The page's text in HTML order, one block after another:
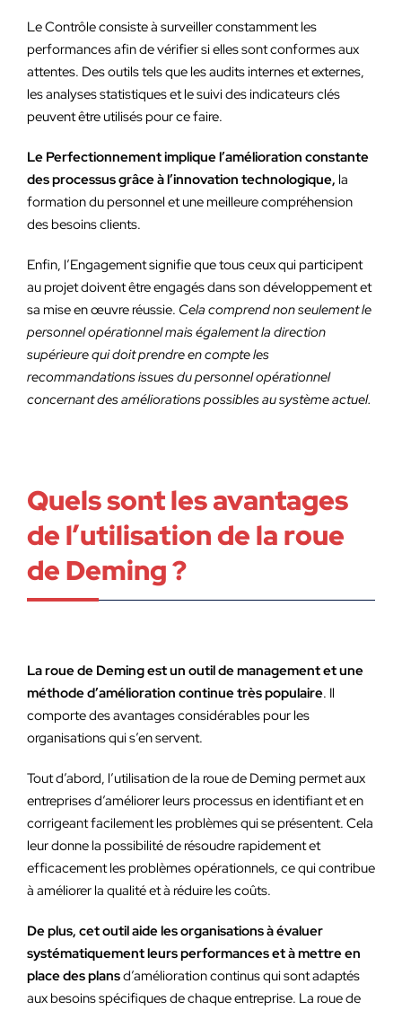
Le Contrôle consiste à surveiller constamment les
performances afin de vérifier si elles sont conformes aux
attentes. Des outils tels que les audits internes et externes,
les analyses statistiques et le suivi des indicateurs clés
peuvent être utilisés pour ce faire.
Le Perfectionnement implique l’amélioration constante
des processus grâce à l’innovation technologique, la
formation du personnel et une meilleure compréhension
des besoins clients.
Enfin, l’Engagement signifie que tous ceux qui participent
au projet doivent être engagés dans son développement et
sa mise en œuvre réussie. Cela comprend non seulement le
personnel opérationnel mais également la direction
supérieure qui doit prendre en compte les
recommandations issues du personnel opérationnel
concernant des améliorations possibles au système actuel.
Quels sont les avantages
de l’utilisation de la roue
de Deming ?
La roue de Deming est un outil de management et une
méthode d’amélioration continue très populaire. Il
comporte des avantages considérables pour les
organisations qui s’en servent.
Tout d’abord, l’utilisation de la roue de Deming permet aux
entreprises d’améliorer leurs processus en identifiant et en
corrigeant facilement les problèmes qui se présentent. Cela
leur donne la possibilité de résoudre rapidement et
efficacement les problèmes opérationnels, ce qui contribue
à améliorer la qualité et à réduire les coûts.
De plus, cet outil aide les organisations à évaluer
systématiquement leurs performances et à mettre en
place des plansd’amélioration continus qui sont adaptés
aux besoins spécifiques de chaque entreprise. La roue de